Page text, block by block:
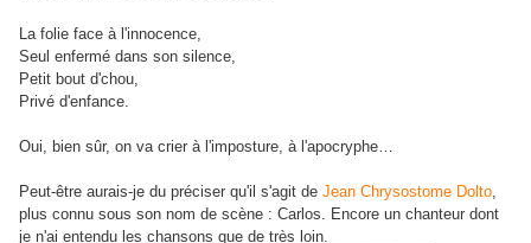
La folie face à l'innocence,
Seul enfermé dans son silence,
Petit bout d'chou,
Privé d'enfance.
Oui, bien sûr, on va crier à l'imposture, à l'apocryphe…
Peut-être aurais-je du préciser qu'il s'agit de Jean Chrysostome Dolto,
plus connu sous son nom de scène : Carlos. Encore un chanteur dont
je n'ai entendu les chansons que de très loin.